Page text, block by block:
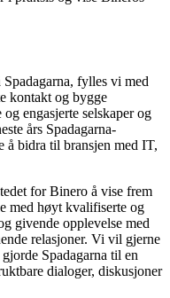
fylles vi med
kontakt og bygge
engasjerte selskaper og
års Spadagarna-
å bidra til bransjen med IT,
for Binero å vise frem
med høyt kvalifiserte og
givende opplevelse med
relasjoner. Vi vil gjerne
Spadagarna til en
dialoger, diskusjoner